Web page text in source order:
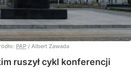
PAP / Albert Zawada
ruszył cykl konferencji